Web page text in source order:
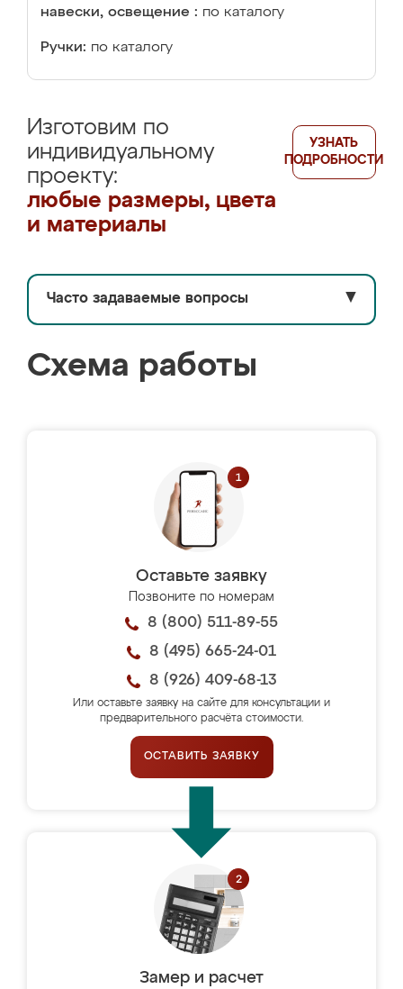
навески, освещение : по каталогу
Ручки: по каталогу
Изготовим по
индивидуальному
проекту:
любые размеры, цвета
и материалы
УЗНАТЬ
ПОДРОБНОСТИ
Часто задаваемые вопросы ▼
Схема работы
Оставьте заявку
Позвоните по номерам
8 (800) 511-89-55
8 (495) 665-24-01
8 (926) 409-68-13
Или оставьте заявку на сайте для консультации и
предварительного расчёта стоимости.
ОСТАВИТЬ ЗАЯВКУ
Замер и расчет